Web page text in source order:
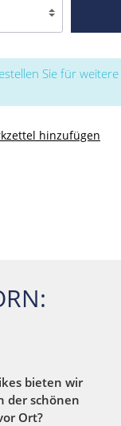
Sie für weitere
hinzufügen
bieten wir
der schönen
Ort?